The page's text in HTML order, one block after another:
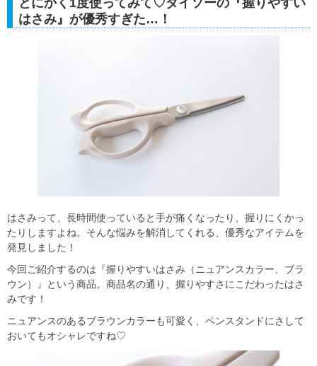
はさみ』が優秀すぎた…！
はさみって、長時間使っていると手が痛くなったり、握りにくかっ
たりしますよね。そんな悩みを解消してくれる、優秀なアイテムを
発見しました！
今回ご紹介するのは『握りやすいはさみ（ニュアンスカラー、ブラ
ウン）』という商品。商品名の通り、握りやすさにこだわったはさ
みです！
ニュアンスのあるブラウンカラーも可愛く、ペンスタンドにさして
おいてもオシャレですね♡